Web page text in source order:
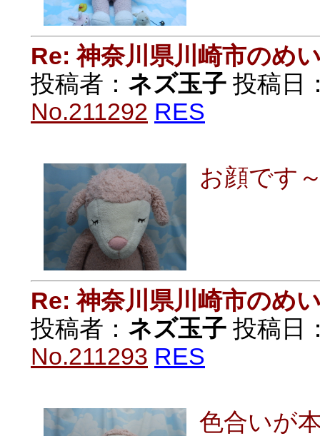
Re: 神奈川県川崎市のめ
投稿者： ネズ玉子 投稿日
No.211292 RES
お顔です
Re: 神奈川県川崎市のめ
投稿者： ネズ玉子 投稿日
No.211293 RES
色合いが